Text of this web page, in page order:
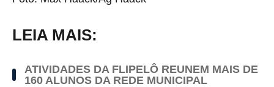
LEIA MAIS:
ATIVIDADES DA FLIPELÔ REUNEM MAIS DE
160 ALUNOS DA REDE MUNICIPAL